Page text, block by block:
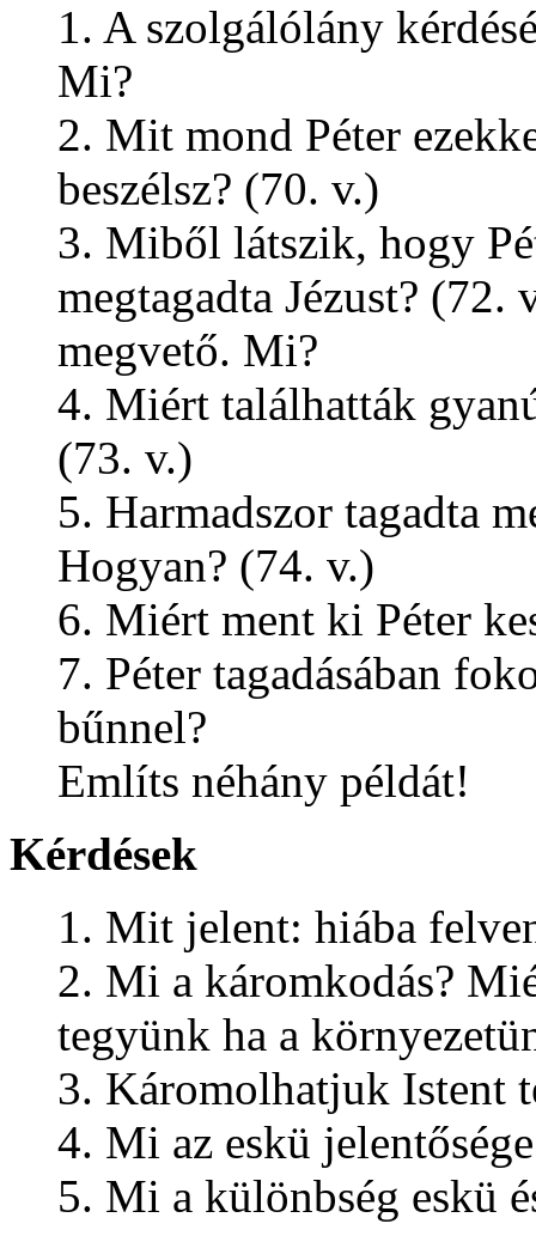
1. A szolgálólány
Mi?
2. Mit mond Péter
beszélsz? (70. v.)
3. Miből látszik, hogy
megtagadta Jézust?
megvető. Mi?
4. Miért találhatták
(73. v.)
5. Harmadszor tagadta
Hogyan? (74. v.)
6. Miért ment ki Péter
7. Péter tagadásában
bűnnel?
Említs néhány példát!
Kérdések
1. Mit jelent: hiába
2. Mi a káromkodás?
tegyünk ha a
3. Káromolhatjuk Istent
4. Mi az eskü
5. Mi a különbség eskü